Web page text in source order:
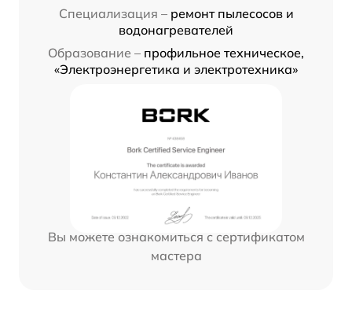
Специализация – ремонт пылесосов и
водонагревателей
Образование – профильное техническое,
«Электроэнергетика и электротехника»
Вы можете ознакомиться с сертификатом
мастера